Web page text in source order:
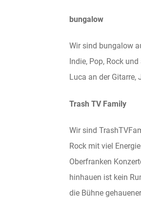
bungalow
Wir sind bungalow
Indie, Pop, Rock
Luca an der
Trash TV Family
Wir sind
Rock mit viel
Oberfranken
hinhauen ist kein
die Bühne